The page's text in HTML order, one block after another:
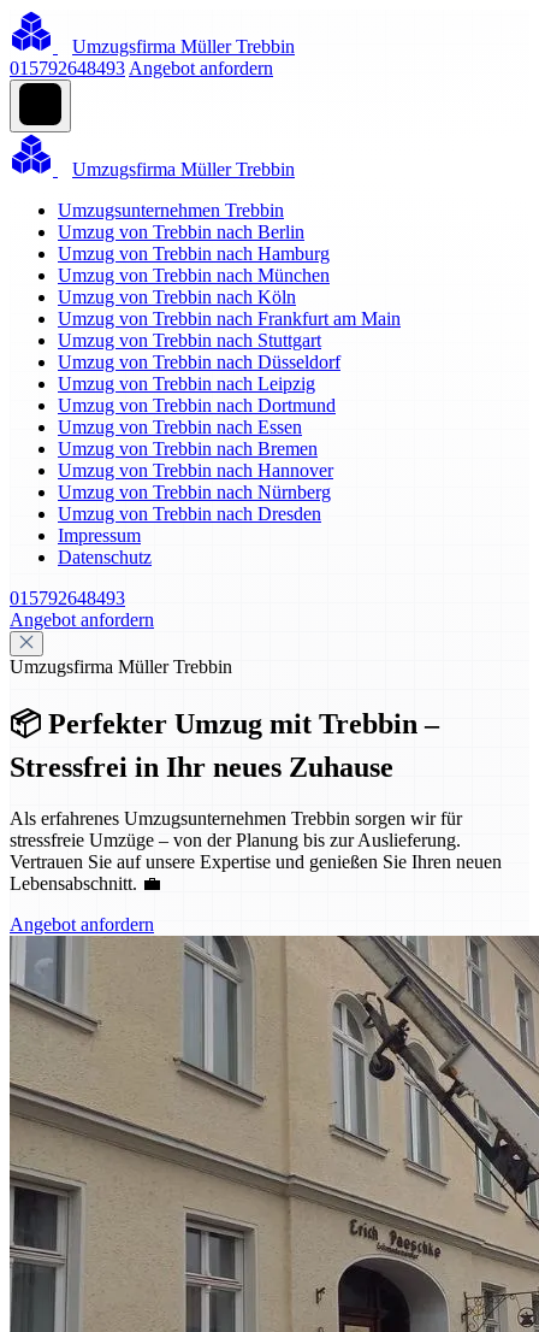
Umzugsfirma Müller Trebbin
015792648493 Angebot anfordern
Umzugsfirma Müller Trebbin
Umzugsunternehmen Trebbin
Umzug von Trebbin nach Berlin
Umzug von Trebbin nach Hamburg
Umzug von Trebbin nach München
Umzug von Trebbin nach Köln
Umzug von Trebbin nach Frankfurt am Main
Umzug von Trebbin nach Stuttgart
Umzug von Trebbin nach Düsseldorf
Umzug von Trebbin nach Leipzig
Umzug von Trebbin nach Dortmund
Umzug von Trebbin nach Essen
Umzug von Trebbin nach Bremen
Umzug von Trebbin nach Hannover
Umzug von Trebbin nach Nürnberg
Umzug von Trebbin nach Dresden
Impressum
Datenschutz
015792648493
Angebot anfordern
Umzugsfirma Müller Trebbin
📦 Perfekter Umzug mit Trebbin –
Stressfrei in Ihr neues Zuhause
Als erfahrenes Umzugsunternehmen Trebbin sorgen wir für
stressfreie Umzüge – von der Planung bis zur Auslieferung.
Vertrauen Sie auf unsere Expertise und genießen Sie Ihren neuen
Lebensabschnitt. 💼
Angebot anfordern